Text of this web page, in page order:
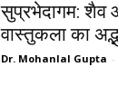
सुप्रभेदागम: शैव
वास्तुकला का
Dr. Mohanlal Gupta -